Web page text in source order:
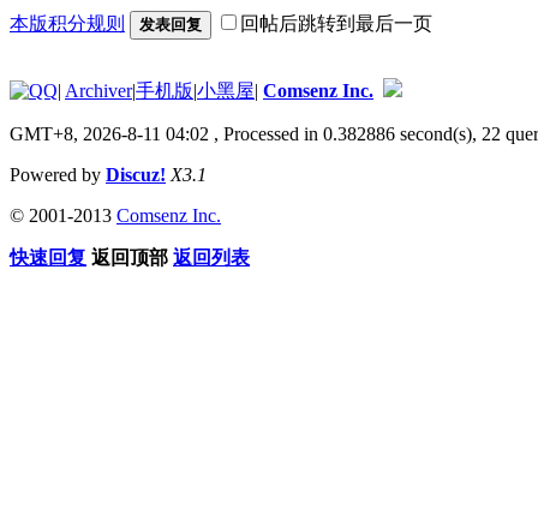
本版积分规则 发表回复 回帖后跳转到最后一页
| Archiver|手机版|小黑屋| Comsenz Inc.
GMT+8, 2026-8-11 04:02 , Processed in 0.382886 second(s), 22
Powered by Discuz! X3.1
© 2001-2013 Comsenz Inc.
快速回复 返回顶部 返回列表